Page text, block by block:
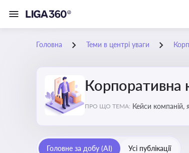
Головна Теми в центрі уваги
Корпоративна
ПРО ЩО ТЕМА: Кейси компаній,
Головне за добу (AI) Усі публікації